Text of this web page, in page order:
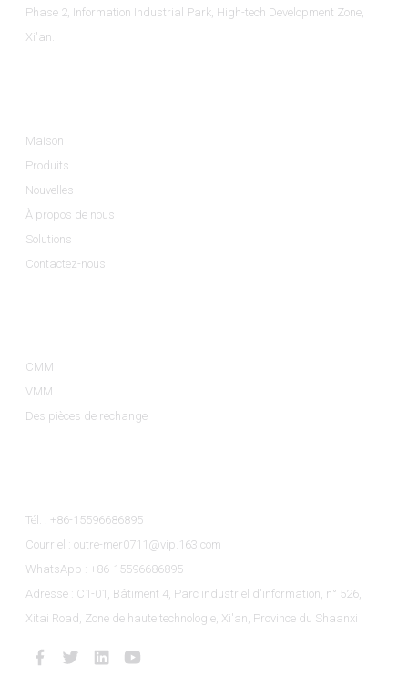
Phase 2, Information Industrial Park, High-tech Development Zone,
Xi'an.
Maison
Produits
Nouvelles
À propos de nous
Solutions
Contactez-nous
CMM
VMM
Des pièces de rechange
Tél. : +86-15596686895
Courriel : outre-mer0711@vip.163.com
WhatsApp : +86-15596686895
Adresse : C1-01, Bâtiment 4, Parc industriel d'information, n° 526,
Xitai Road, Zone de haute technologie, Xi'an, Province du Shaanxi